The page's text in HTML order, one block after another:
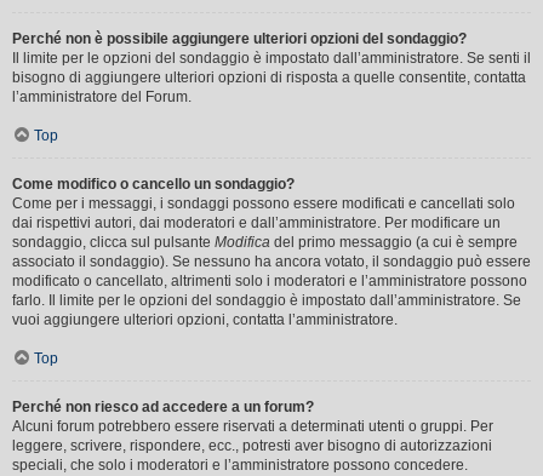
Perché non è possibile aggiungere ulteriori opzioni del sondaggio?
Il limite per le opzioni del sondaggio è impostato dall’amministratore. Se senti il
bisogno di aggiungere ulteriori opzioni di risposta a quelle consentite, contatta
l’amministratore del Forum.
Top
Come modifico o cancello un sondaggio?
Come per i messaggi, i sondaggi possono essere modificati e cancellati solo
dai rispettivi autori, dai moderatori e dall’amministratore. Per modificare un
sondaggio, clicca sul pulsante Modifica del primo messaggio (a cui è sempre
associato il sondaggio). Se nessuno ha ancora votato, il sondaggio può essere
modificato o cancellato, altrimenti solo i moderatori e l’amministratore possono
farlo. Il limite per le opzioni del sondaggio è impostato dall’amministratore. Se
vuoi aggiungere ulteriori opzioni, contatta l’amministratore.
Top
Perché non riesco ad accedere a un forum?
Alcuni forum potrebbero essere riservati a determinati utenti o gruppi. Per
leggere, scrivere, rispondere, ecc., potresti aver bisogno di autorizzazioni
speciali, che solo i moderatori e l’amministratore possono concedere.